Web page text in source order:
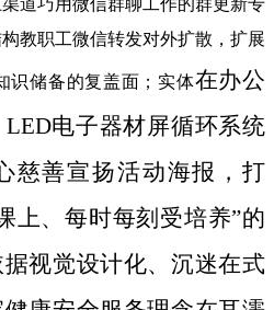
道巧用微信群聊工作的群更新专
教职工微信转发对外扩散，扩展
识储备的复盖面；实体在办公
电子器材屏循环系统
慈善宣扬活动海报，打
上、每时每刻受培养”的
视觉设计化、沉迷在式